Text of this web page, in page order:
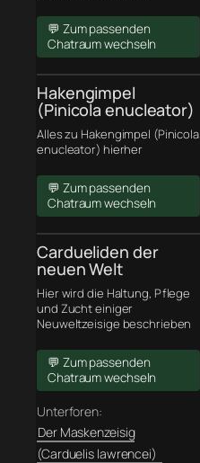
💬 Zum passenden
Chatraum wechseln
Hakengimpel
(Pinicola enucleator)
Alles zu Hakengimpel (Pinicola
enucleator) hierher
💬 Zum passenden
Chatraum wechseln
Cardueliden der
neuen Welt
Hier wird die Haltung, Pflege
und Zucht einiger
Neuweltzeisige beschrieben
💬 Zum passenden
Chatraum wechseln
Unterforen:
Der Maskenzeisig
(Carduelis lawrencei)